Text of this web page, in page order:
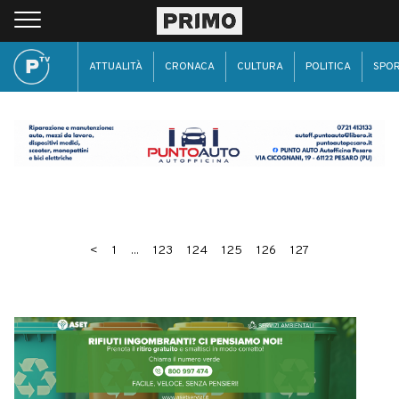
ATTUALITÀ CRONACA CULTURA POLITICA
< 1 ... 123 124 125 126 127